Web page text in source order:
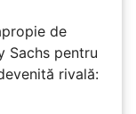
de
Sachs pentru
rivală: